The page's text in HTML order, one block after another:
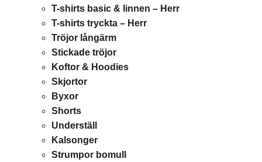
T-shirts basic & linnen – Herr
T-shirts tryckta – Herr
Tröjor långärm
Stickade tröjor
Koftor & Hoodies
Skjortor
Byxor
Shorts
Underställ
Kalsonger
Strumpor bomull